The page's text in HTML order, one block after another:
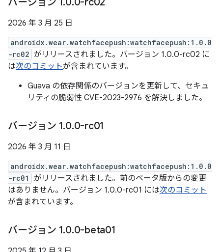
2026 年 3 月 25 日
androidx.wear.watchfacepush:watchfacepush:1.0.0
-rc02 がリリースされました。バージョン 1.0.0-rc02 に
は次のコミットが含まれています。
Guava の依存関係のバージョンを更新して、セキュ
リティの脆弱性 CVE-2023-2976 を解決しました。
バージョン 1.0.0-rc01
2026 年 3 月 11 日
androidx.wear.watchfacepush:watchfacepush:1.0.0
-rc01
がリリースされました。前のベータ版からの変更
はありません。バージョン 1.0.0-rc01 には次のコミット
が含まれています。
バージョン 1.0.0-beta01